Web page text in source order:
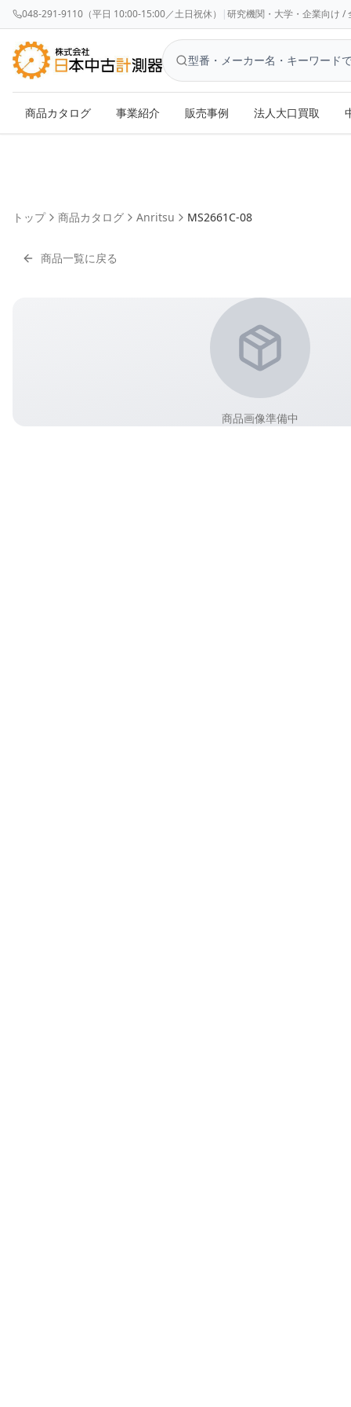
048-291-9110（平日 10:00-15:00／土日祝休） |研究機関・大学・企業向け
商品カタログ 事業紹介 販売事例 法人大口買取
トップ 商品カタログ Anritsu MS2661C-08
商品一覧に戻る
商品画像準備中